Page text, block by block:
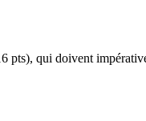
pts), qui doivent